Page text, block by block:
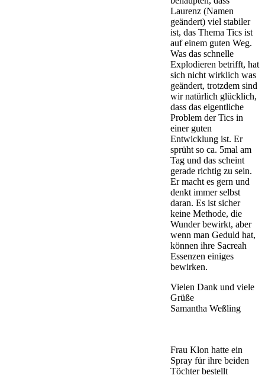
Laurenz (Namen
geändert) viel stabiler
ist, das Thema Tics ist
auf einem guten Weg.
Was das schnelle
Explodieren betrifft, hat
sich nicht wirklich was
geändert, trotzdem sind
wir natürlich glücklich,
dass das eigentliche
Problem der Tics in
einer guten
Entwicklung ist. Er
sprüht so ca. 5mal am
Tag und das scheint
gerade richtig zu sein.
Er macht es gern und
denkt immer selbst
daran. Es ist sicher
keine Methode, die
Wunder bewirkt, aber
wenn man Geduld hat,
können ihre Sacreah
Essenzen einiges
bewirken.
Vielen Dank und viele
Grüße
Samantha Weßling
Frau Klon hatte ein
Spray für ihre beiden
Töchter bestellt